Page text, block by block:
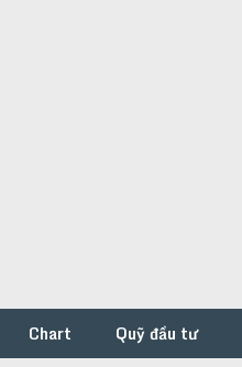
Chart Quỹ đầu tư